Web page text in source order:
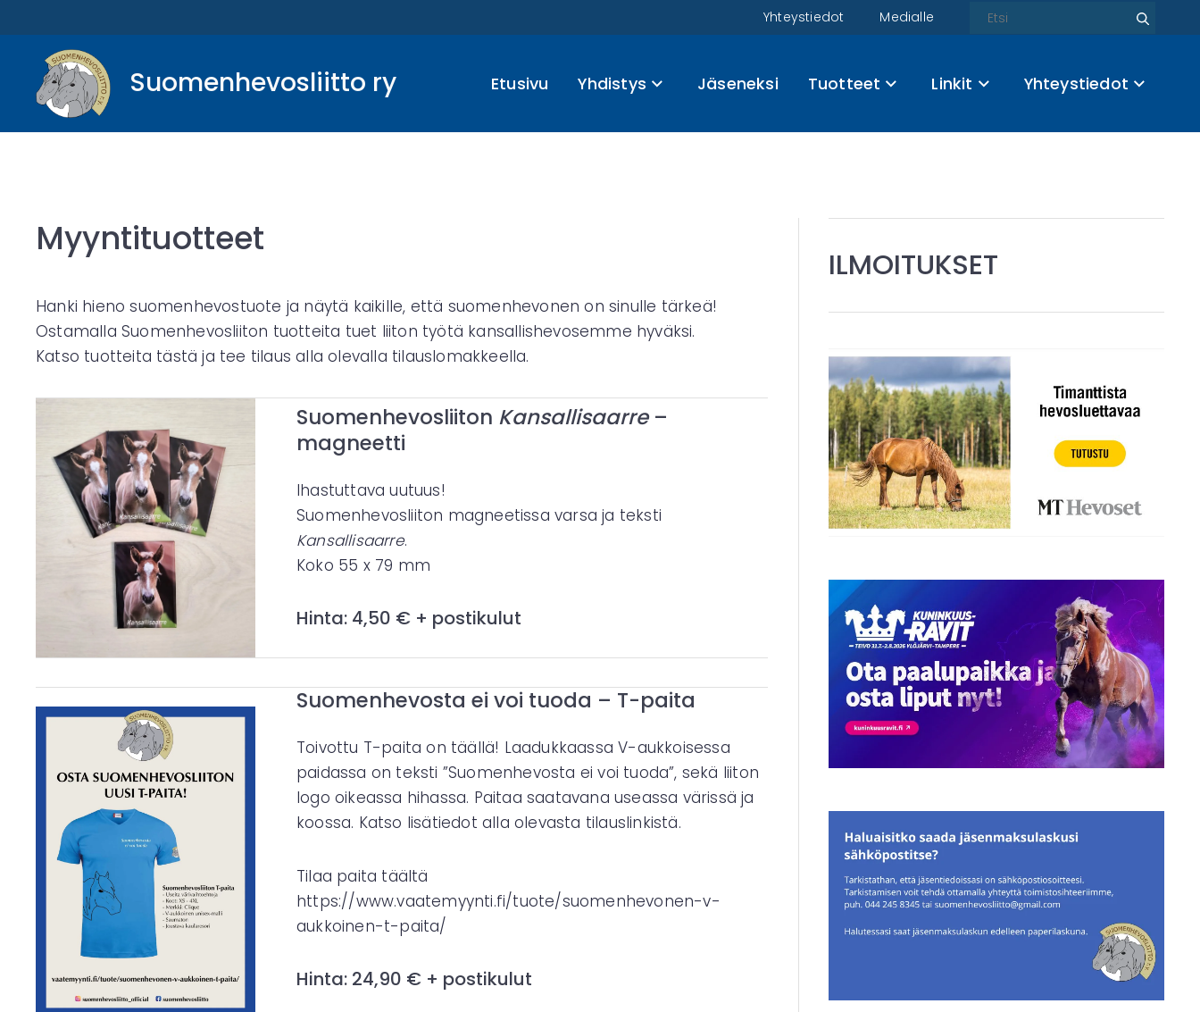
Yhteystiedot Medialle
Suomenhevosliitto ry Etusivu Yhdistys Jäseneksi Tuotteet Linkit Yhteystiedot
Myyntituotteet
Hanki hieno suomenhevostuote ja näytä kaikille, että suomenhevonen on sinulle tärkeä!
Ostamalla Suomenhevosliiton tuotteita tuet liiton työtä kansallishevosemme hyväksi.
Katso tuotteita tästä ja tee tilaus alla olevalla tilauslomakkeella.
Suomenhevosliiton Kansallisaarre–
magneetti
Ihastuttava uutuus!
Suomenhevosliiton magneetissa varsa ja teksti
Kansallisaarre.
Koko 55 x 79 mm
Hinta: 4,50 € + postikulut
Suomenhevosta ei voi tuoda – T-paita
Toivottu T-paita on täällä! Laadukkaassa V-aukkoisessa
paidassa on teksti ”Suomenhevosta ei voi tuoda”, sekä liiton
logo oikeassa hihassa. Paitaa saatavana useassa värissä ja
koossa. Katso lisätiedot alla olevasta tilauslinkistä.
Tilaa paita täältä
https://www.vaatemyynti.fi/tuote/suomenhevonen-v-
aukkoinen-t-paita/
Hinta: 24,90 € + postikulut
ILMOITUKSET